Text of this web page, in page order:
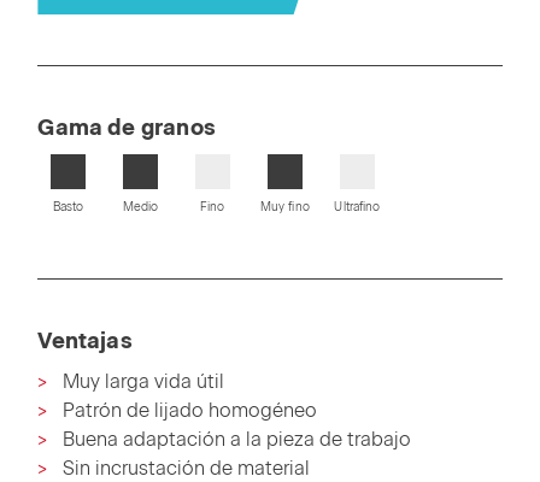
Gama de granos
Basto Medio Fino Muy fino Ultrafino
Ventajas
Muy larga vida útil
Patrón de lijado homogéneo
Buena adaptación a la pieza de trabajo
Sin incrustación de material